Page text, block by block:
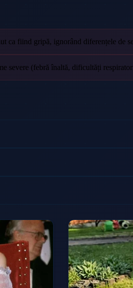
ca fiind gripă, ignorând diferențele de
severe (febră înaltă, dificultăți